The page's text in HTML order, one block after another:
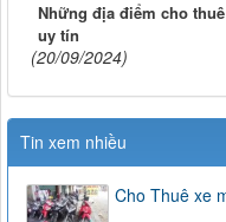
Những địa điểm cho
uy tín
(20/09/2024)
Tin xem nhiều
Cho Thuê xe